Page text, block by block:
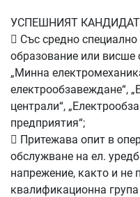
УСПЕШНИЯТ КАНДИДАТ
 Със средно
образование или висше
„Минна
електрообзавеждане“,
централи“,
предприятия“;
 Притежава опит в
обслужване на ел.
напрежение, както и не
квалификационна